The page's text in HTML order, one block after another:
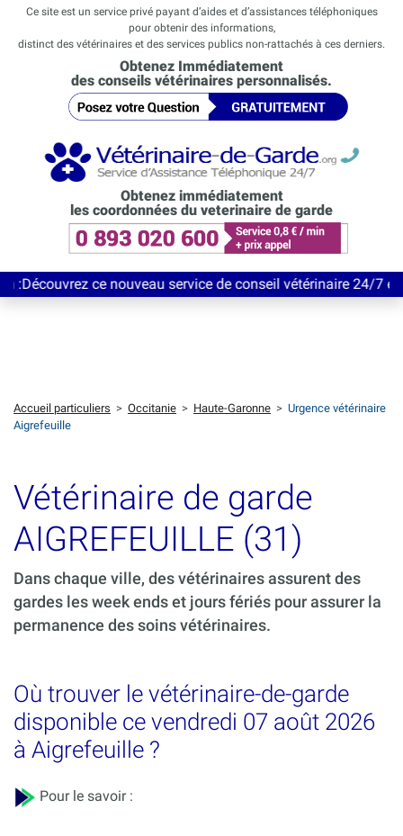
Ce site est un service privé payant d’aides et d’assistances téléphoniques
pour obtenir des informations,
distinct des vétérinaires et des services publics non-rattachés à ces derniers.
Obtenez Immédiatement
des conseils vétérinaires personnalisés.
Obtenez immédiatement
les coordonnées du veterinaire de garde
ce nouveau service de conseil vétérinaire 24/7
Accueil particuliers > Occitanie > Haute-Garonne > Urgence vétérinaire
Aigrefeuille
Vétérinaire de garde
AIGREFEUILLE (31)
Dans chaque ville, des vétérinaires assurent des
gardes les week ends et jours fériés pour assurer la
permanence des soins vétérinaires.
Où trouver le vétérinaire-de-garde
disponible ce vendredi 07 août 2026
à Aigrefeuille ?
Pour le savoir :